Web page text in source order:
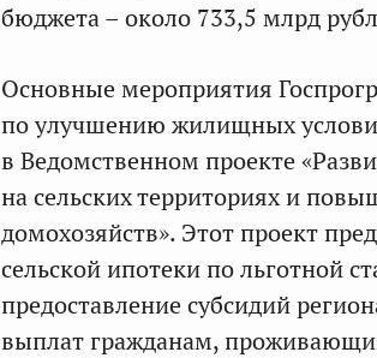
бюджета – около 733,5 млрд
Основные мероприятия
по улучшению жилищных
в Ведомственном проекте
на сельских территориях и
домохозяйств». Этот проект
сельской ипотеки по льготной
предоставление субсидий
выплат гражданам,